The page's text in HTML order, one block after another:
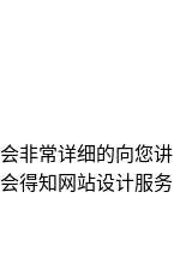
非常详细的向您讲
得知网站设计服务